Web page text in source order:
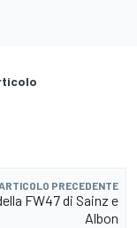
PRECEDENTE
FW47 di Sainz e
Albon